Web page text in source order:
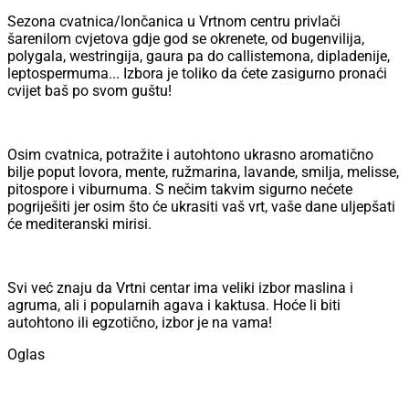
Sezona cvatnica/lončanica u Vrtnom centru privlači
šarenilom cvjetova gdje god se okrenete, od bugenvilija,
polygala, westringija, gaura pa do callistemona, dipladenije,
leptospermuma... Izbora je toliko da ćete zasigurno pronaći
cvijet baš po svom guštu!
Osim cvatnica, potražite i autohtono ukrasno aromatično
bilje poput lovora, mente, ružmarina, lavande, smilja, melisse,
pitospore i viburnuma. S nečim takvim sigurno nećete
pogriješiti jer osim što će ukrasiti vaš vrt, vaše dane uljepšati
će mediteranski mirisi.
Svi već znaju da Vrtni centar ima veliki izbor maslina i
agruma, ali i popularnih agava i kaktusa. Hoće li biti
autohtono ili egzotično, izbor je na vama!
Oglas